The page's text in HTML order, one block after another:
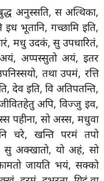
अनुस्सति, स अत्थिका,
भूतानि, गच्छामि इति,
मधु उदकं, सु उपधारितं,
अप्पस्सुतो अयं, इतर
तथा उपमं, रत्ति
देव इति, वि अतिपतन्ति,
जीवितहेतु अपि, विज्जु इव,
पहीना, सो अस्स, मधुवा
चरे, खन्ति परमं तपो
सु अक्खातो, यो अहं, सो
जायति भयं, सक्को